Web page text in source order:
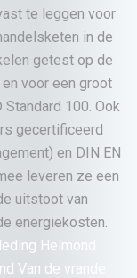
te leggen voor
in de
getest op de
voor een groot
100. Ook
gecertificeerd
en DIN EN
leveren ze een
uitstoot van
energiekosten.
Helmond
Van de vrande